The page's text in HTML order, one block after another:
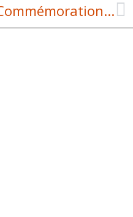
Commémoration du 11 novembre : « célebrer la Paix »